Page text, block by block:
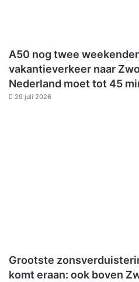
A50 nog twee
vakantieverkeer naar
Nederland moet tot 45
29 juli 2026
Grootste
komt eraan: ook boven